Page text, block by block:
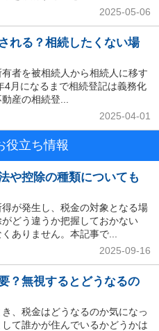
2025-05-06
れる？相続したくない場
者を被相続人から相続人に移す
月になるまで相続登記は義務化
産の相続登...
2025-04-01
役立ち情報
や控除の種類についても
が発生し、税金の対象となる場
どう違うか把握しておかない
ありません。本記事で...
2025-09-16
？無視するとどうなるの
、税金はどうなるのか気になっ
て誰かが住んでいるかどうかは